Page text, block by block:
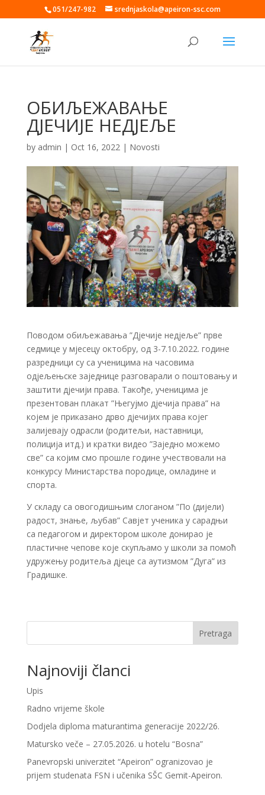
051/247-982 srednjaskola@apeiron-ssc.com
ОБИЉЕЖАВАЊЕ
ДЈЕЧИЈЕ НЕДЈЕЉЕ
by admin | Oct 16, 2022| Novosti
Поводом обиљежавања ”Дјечије недјеље” прве
седмице у мјесецу октобру, од 3-7.10.2022. године
разредници су са ученицима на часовима
одјељењске заједнице разговарали о поштовању и
заштити дјечији права. Такође, ученицима је
презентован плакат ”Његујмо дјечија права” на
којем је приказано дрво дјечијих права којег
залијевају одрасли (родитељи, наставници,
полиција итд.) и кратки видео ”Заједно можемо
све” са којим смо прошле године учествовали на
конкурсу Министарства породице, омладине и
спорта.
У складу са овогодишњим слоганом ”По (дијели)
радост, знање, љубав” Савјет ученика у сарадњи
са педагогом и директором школе донирао је
пластичне чепове које скупљамо у школи за помоћ
удружењу родитеља дјеце са аутизмом ”Дуга” из
Градишке.
Pretraga
Najnoviji članci
Upis
Radno vrijeme škole
Dodjela diploma maturantima generacije 2022/26.
Matursko veče – 27.05.2026. u hotelu “Bosna”
Panevropski univerzitet “Apeiron” ogranizovao je
prijem studenata FSN i učenika SŠC Gemit-Apeiron.